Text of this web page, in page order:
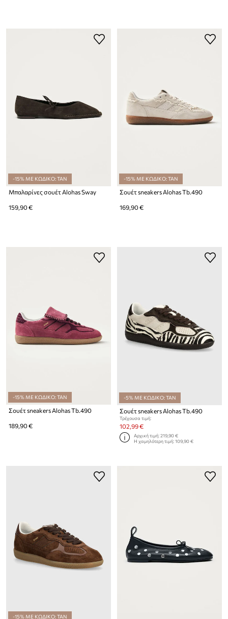
-15% ΜΕ ΚΩΔΙΚΟ: TAN
Μπαλαρίνες σουέτ Alohas Sway
159,90 €
-15% ΜΕ ΚΩΔΙΚΟ: TAN
Σουέτ sneakers Alohas Tb.490
169,90 €
-15% ΜΕ ΚΩΔΙΚΟ: TAN
Σουέτ sneakers Alohas Tb.490
189,90 €
-5% ΜΕ ΚΩΔΙΚΟ: TAN
Σουέτ sneakers Alohas Tb.490
Τρέχουσα τιμή:
102,99 €
Αρχική τιμή:219,90 €
Η χαμηλότερη τιμή:109,90 €
-15% ΜΕ ΚΩΔΙΚΟ: TAN